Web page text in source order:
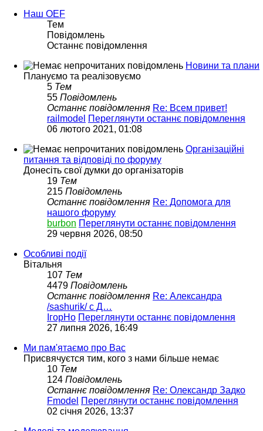
Наш OEF
Тем
Повідомлень
Останнє повідомлення
Новини та плани
Плануємо та реалізовуємо
5 Тем
55 Повідомлень
Останнє повідомлення Re: Всем привет!
railmodel
Переглянути останнє повідомлення
06 лютого 2021, 01:08
Організаційні
питання та відповіді по форуму
Донесіть свої думки до організаторів
19 Тем
215 Повідомлень
Останнє повідомлення Re: Допомога для
нашого форуму
burbon Переглянути останнє повідомлення
29 червня 2026, 08:50
Особливі події
Вітальня
107 Тем
4479 Повідомлень
Останнє повідомлення Re: Александра
/sashurik/ с Д…
ІгорНо Переглянути останнє повідомлення
27 липня 2026, 16:49
Ми пам'ятаємо про Вас
Присвячуєтся тим, кого з нами більше немає
10 Тем
124 Повідомлень
Останнє повідомлення Re: Олександр Задко
Fmodel
Переглянути останнє повідомлення
02 січня 2026, 13:37